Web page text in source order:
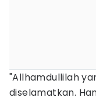
"Allhamdullilah
diselamatkan.